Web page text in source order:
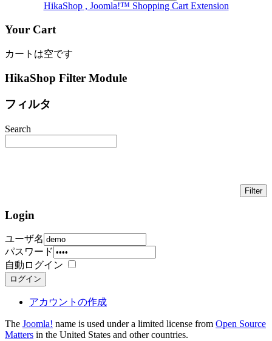
HikaShop , Joomla!™ Shopping Cart Extension
Your Cart
カートは空です
HikaShop Filter Module
フィルタ
Search
Login
ユーザ名
パスワード
自動ログイン
ログイン
アカウントの作成
The Joomla! name is used under a limited license from Open Source
Matters in the United States and other countries.